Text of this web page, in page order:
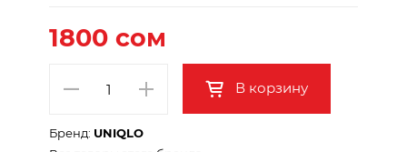
1800 сом
В корзину
Бренд: UNIQLO